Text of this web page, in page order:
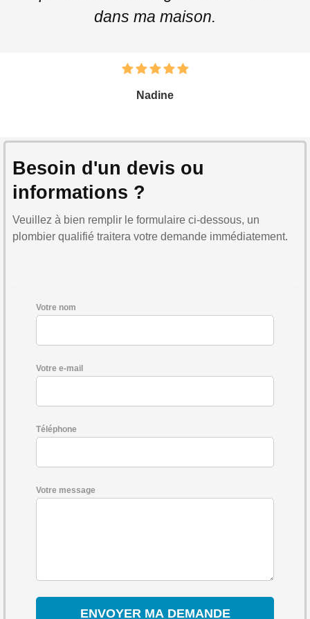
dans ma maison.
Nadine
Besoin d'un devis ou
informations ?
Veuillez à bien remplir le formulaire ci-dessous, un
plombier qualifié traitera votre demande immédiatement.
Votre nom
Votre e-mail
Téléphone
Votre message